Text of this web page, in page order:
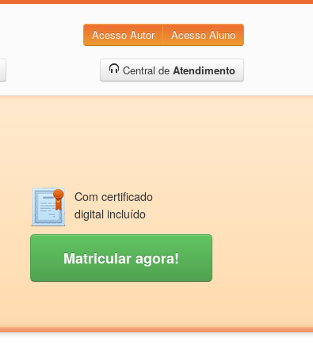
Acesso Autor Acesso Aluno
Central de Atendimento
Com certificado
digital incluído
Matricular agora!